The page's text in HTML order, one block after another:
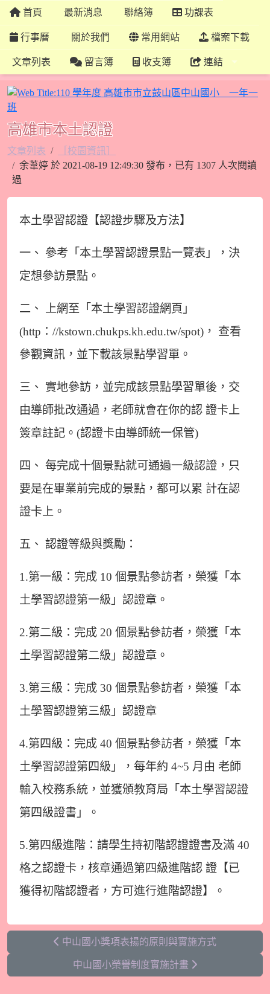
首頁 最新消息 聯絡簿 功課表
行事曆 關於我們 常用網站 檔案下載
文章列表 留言簿 收支簿 連結
高雄市本土認證
文章列表
［校園資訊］
余葦婷 於 2021-08-19 12:49:30 發布，已有 1307 人次閱讀
過
本土學習認證【認證步驟及方法】
一、 參考「本土學習認證景點一覽表」，決
定想參訪景點。
二、 上網至「本土學習認證網頁」
(http：//kstown.chukps.kh.edu.tw/spot)， 查看
參觀資訊，並下載該景點學習單。
三、 實地參訪，並完成該景點學習單後，交
由導師批改通過，老師就會在你的認 證卡上
簽章註記。(認證卡由導師統一保管)
四、 每完成十個景點就可通過一級認證，只
要是在畢業前完成的景點，都可以累 計在認
證卡上。
五、 認證等級與獎勵：
1.第一級：完成 10 個景點參訪者，榮獲「本
土學習認證第一級」認證章。
2.第二級：完成 20 個景點參訪者，榮獲「本
土學習認證第二級」認證章。
3.第三級：完成 30 個景點參訪者，榮獲「本
土學習認證第三級」認證章
4.第四級：完成 40 個景點參訪者，榮獲「本
土學習認證第四級」，每年約 4~5 月由 老師
輸入校務系統，並獲頒教育局「本土學習認證
第四級證書」。
5.第四級進階：請學生持初階認證證書及滿 40
格之認證卡，核章通過第四級進階認 證【已
獲得初階認證者，方可進行進階認證】。
中山國小獎項表揚的原則與實施方式
中山國小榮譽制度實施計畫